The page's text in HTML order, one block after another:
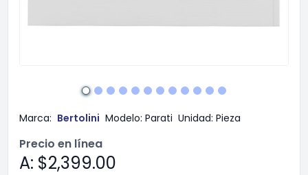
Marca: Bertolini Modelo: Parati Unidad: Pieza
Precio en línea
A: $2,399.00